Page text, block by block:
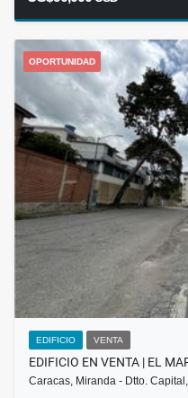
OPORTUNIDAD
EDIFICIO VENTA
EDIFICIO EN VENTA | EL
Caracas, Miranda - Dtto.